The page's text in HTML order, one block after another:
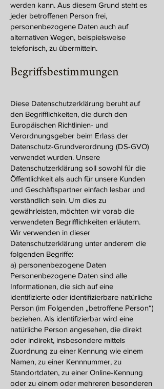
werden kann. Aus diesem Grund steht es
jeder betroffenen Person frei,
personenbezogene Daten auch auf
alternativen Wegen, beispielsweise
telefonisch, zu übermitteln.
Begriffsbestimmungen
Diese Datenschutzerklärung beruht auf
den Begrifflichkeiten, die durch den
Europäischen Richtlinien- und
Verordnungsgeber beim Erlass der
Datenschutz-Grundverordnung (DS-GVO)
verwendet wurden. Unsere
Datenschutzerklärung soll sowohl für die
Öffentlichkeit als auch für unsere Kunden
und Geschäftspartner einfach lesbar und
verständlich sein. Um dies zu
gewährleisten, möchten wir vorab die
verwendeten Begrifflichkeiten erläutern.
Wir verwenden in dieser
Datenschutzerklärung unter anderem die
folgenden Begriffe:
a) personenbezogene Daten
Personenbezogene Daten sind alle
Informationen, die sich auf eine
identifizierte oder identifizierbare natürliche
Person (im Folgenden „betroffene Person“)
beziehen. Als identifizierbar wird eine
natürliche Person angesehen, die direkt
oder indirekt, insbesondere mittels
Zuordnung zu einer Kennung wie einem
Namen, zu einer Kennnummer, zu
Standortdaten, zu einer Online-Kennung
oder zu einem oder mehreren besonderen